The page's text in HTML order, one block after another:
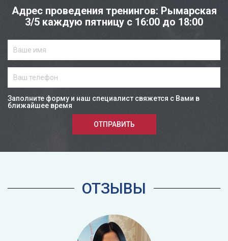
Адрес проведения тренингов: Рымарская
3/5 каждую пятницу с 16:00 до 18:00
Заполните форму и наш специалист свяжется с Вами в
ближайшее время
ОТПРАВИТЬ
ОТЗЫВЫ